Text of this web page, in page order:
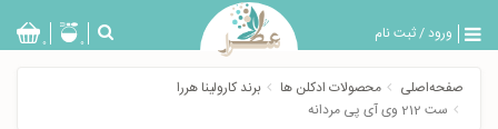
ورود/ثبت نام
بازگشت
0 0
صفحه‌اصلی محصولات ادکلن ها
برند کارولینا هررا
ست 212 وی آی پی مردانه